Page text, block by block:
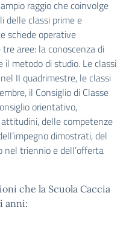
raggio che coinvolge
delle classi prime e
schede operative
aree: la conoscenza di
metodo di studio. Le classi
II quadrimestre, le classi
il Consiglio di Classe
orientativo,
delle competenze
dimostrati, del
triennio e dell’offerta
che la Scuola Caccia
anni: